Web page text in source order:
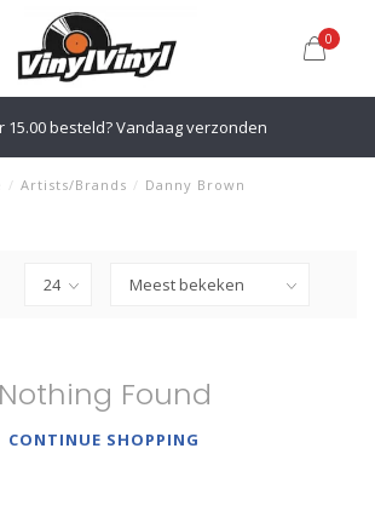
0
15.00 besteld? Vandaag verzonden
/ Artists/Brands / Danny Brown
Nothing Found
CONTINUE SHOPPING